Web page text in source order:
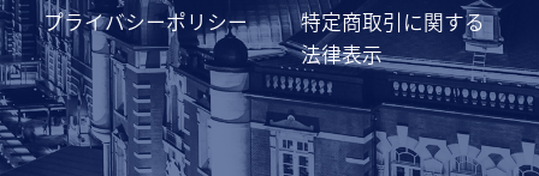
プライバシーポリシー
特定商取引に関する
法律表示